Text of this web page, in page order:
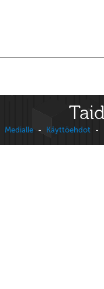
Medialle - Käyttöehdot -